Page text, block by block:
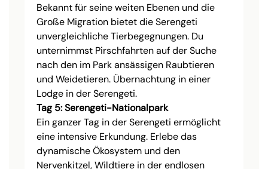
Bekannt für seine weiten Ebenen und die
Große Migration bietet die Serengeti
unvergleichliche Tierbegegnungen. Du
unternimmst Pirschfahrten auf der Suche
nach den im Park ansässigen Raubtieren
und Weidetieren. Übernachtung in einer
Lodge in der Serengeti.
Tag 5: Serengeti-Nationalpark
Ein ganzer Tag in der Serengeti ermöglicht
eine intensive Erkundung. Erlebe das
dynamische Ökosystem und den
Nervenkitzel, Wildtiere in der endlosen